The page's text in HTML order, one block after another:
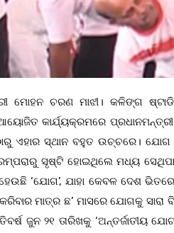
ମୋହନ ଚରଣ ମାଝୀ। କଳିଙ୍ଗ
କାର୍ଯ୍ୟକ୍ରମରେ
ଏହାର ସ୍ଥାନ ବହୁତ ଉଚ୍ଚରେ। ଯୋଗ
ସୃଷ୍ଟି ହୋଇଥିଲେ ମଧ୍ୟ
‘ଯୋଗ’, ଯାହା କେବଳ ଦେଶ
ମାତ୍ର ଛ’ ମାସରେ ଯୋଗକୁ ସାରା
ଜୁନ ୨୧ ତାରିଖକୁ ‘ଅନ୍ତର୍ଜାତୀୟ